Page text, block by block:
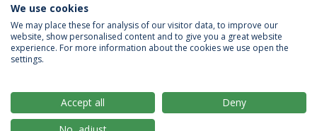
PRÓXIMOS EVENTOS
Política de Privacidade
Termos & Condições
We use cookies
We may place these for analysis of our visitor data, to improve our
website, show personalised content and to give you a great website
experience. For more information about the cookies we use open the
settings.
Accept all
Deny